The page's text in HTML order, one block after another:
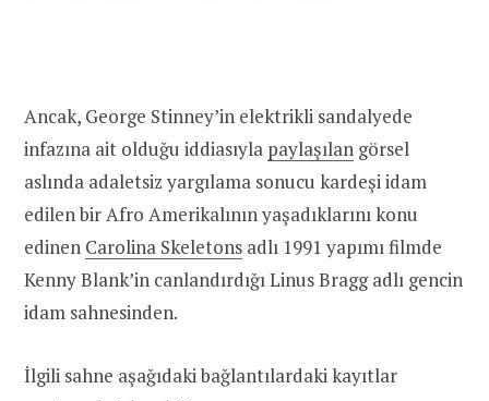
Ancak, George Stinney’in elektrikli sandalyede
infazına ait olduğu iddiasıyla paylaşılan görsel
aslında adaletsiz yargılama sonucu kardeşi idam
edilen bir Afro Amerikalının yaşadıklarını konu
edinen Carolina Skeletons adlı 1991 yapımı filmde
Kenny Blank’in canlandırdığı Linus Bragg adlı gencin
idam sahnesinden.
İlgili sahne aşağıdaki bağlantılardaki kayıtlar